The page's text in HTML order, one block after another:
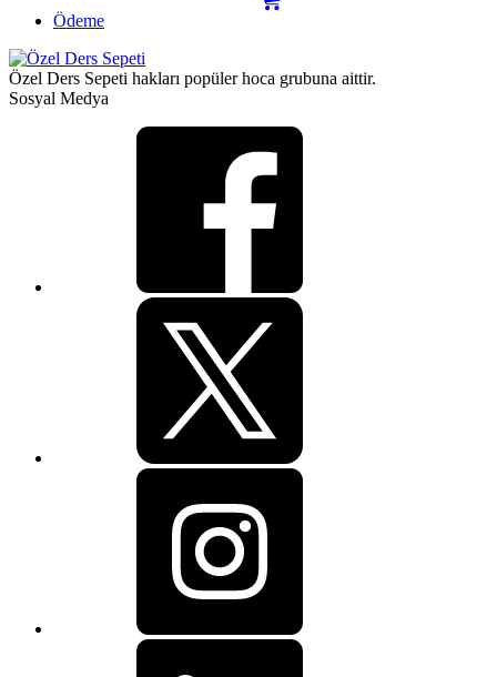
Ödeme
Özel Ders Sepeti hakları popüler hoca grubuna aittir.
Sosyal Medya